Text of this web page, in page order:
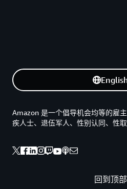
回到顶部
Amazon 是一个倡导机会均等的雇
疾人士、退伍军人、性别认同、性取